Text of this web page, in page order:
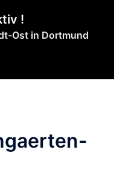
!
Ost in Dortmund